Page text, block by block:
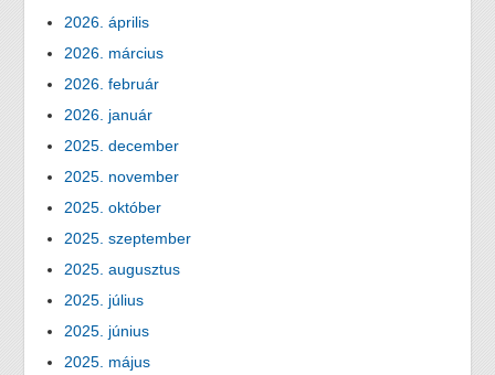
2026. április
2026. március
2026. február
2026. január
2025. december
2025. november
2025. október
2025. szeptember
2025. augusztus
2025. július
2025. június
2025. május